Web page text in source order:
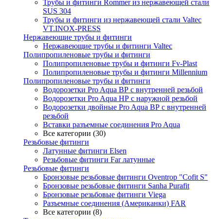
Трубы и фитинги Rommer из нержавеющей стали
SUS 304
Трубы и фитинги из нержавеющей стали Valtec
VT.INOX-PRESS
Нержавеющие трубы и фитинги
Нержавеющие трубы и фитинги Valtec
Полипропиленовые трубы и фитинги
Полипропиленовые трубы и фитинги Fv-Plast
Полипропиленовые трубы и фитинги Millennium
Полипропиленовые трубы и фитинги
Водорозетки Pro Aqua ВР с внутренней резьбой
Водорозетки Pro Aqua НР с наружной резьбой
Водорозетки двойные Pro Aqua ВР с внутренней
резьбой
Вставки разъемные соединения Pro Aqua
Все категории (30)
Резьбовые фитинги
Латунные фитинги Elsen
Резьбовые фитинги Far латунные
Резьбовые фитинги
Бронзовые резьбовые фитинги Oventrop "Cofit S"
Бронзовые резьбовые фитинги Sanha Purafit
Бронзовые резьбовые фитинги Viega
Разъемные соединения (Американки) FAR
Все категории (8)